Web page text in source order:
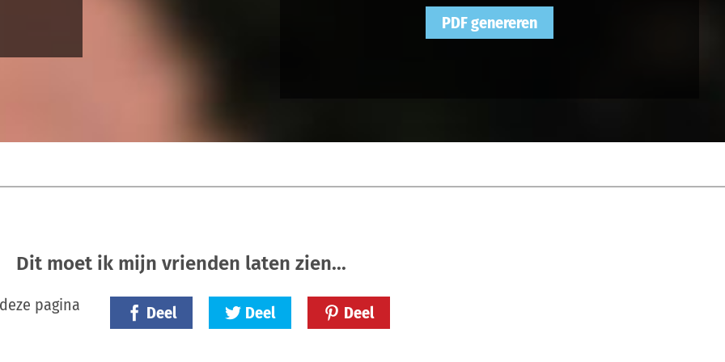
PDF genereren
Dit moet ik mijn vrienden laten zien...
pagina Deel Deel Deel